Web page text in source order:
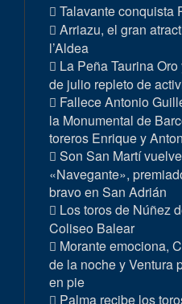
Talavante conquista
Arriazu, el gran
l’Aldea
La Peña Taurina
de julio repleto de
Fallece Antonio
la Monumental de
toreros Enrique y
Son San Martí
«Navegante»,
bravo en San Adrián
Los toros de Núñez
Coliseo Balear
Morante emociona,
de la noche y Ventura
en pie
Palma recibe los